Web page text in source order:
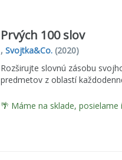
Prvých 100 slov
, Svojtka&Co.(2020)
Rozširujte slovnú zásobu
predmetov z oblastí
🌴 Máme na sklade, posielame